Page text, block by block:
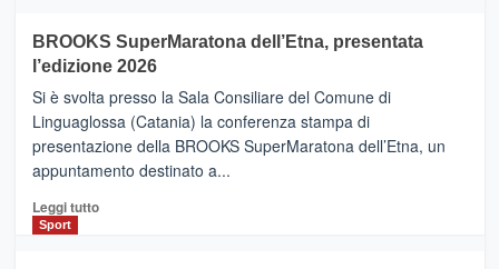
con
la
Al
via
i
collegamenti
BROOKS SuperMaratona dell’Etna, presentata
l’edizione 2026
Si è svolta presso la Sala Consiliare del Comune di
Linguaglossa (Catania) la conferenza stampa di
presentazione della BROOKS SuperMaratona dell’Etna, un
appuntamento destinato a...
Leggi tuttoLeggi
Sport